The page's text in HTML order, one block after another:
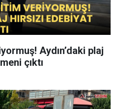
plaj
çıktı